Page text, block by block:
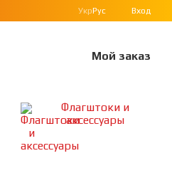
УкрРус Вход
Мой заказ
Флагштоки и
аксессуары